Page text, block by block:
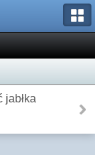
jabłka